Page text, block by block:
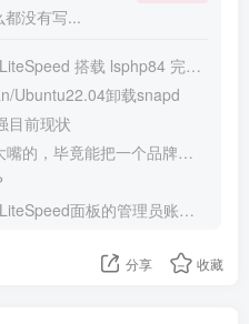
没有写...
搭载 lsphp84 完整安装 Composer
Ubuntu22.04卸载snapd
目前现状
把一个品牌做到全民嘲笑恶搞，真的不容易
面板的管理员账号和密码？
分享 收藏